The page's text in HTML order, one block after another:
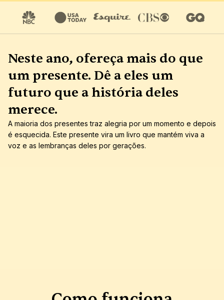
Neste ano, ofereça mais do que
um presente. Dê a eles um
futuro que a história deles
merece.
A maioria dos presentes traz alegria por um momento e depois
é esquecida. Este presente vira um livro que mantém viva a
voz e as lembranças deles por gerações.